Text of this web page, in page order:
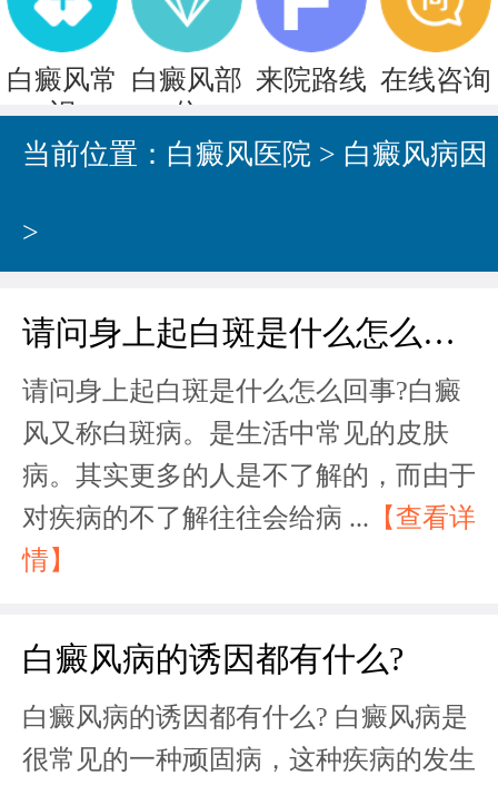
白癜风常
识
白癜风部
位
来院路线 在线咨询
当前位置： 白癜风医院 > 白癜风病因
>
请问身上起白斑是什么怎么回事?
请问身上起白斑是什么怎么回事?白癜
风又称白斑病。是生活中常见的皮肤
病。其实更多的人是不了解的，而由于
对疾病的不了解往往会给病 ... 【查看详
情】
白癜风病的诱因都有什么?
白癜风病的诱因都有什么? 白癜风病是
很常见的一种顽固病，这种疾病的发生